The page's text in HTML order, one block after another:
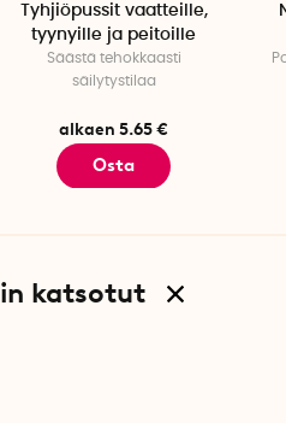
Tyhjiöpussit vaatteille,
tyynyille ja peitoille
Säästä tehokkaasti
säilytystilaa
alkaen 5.65 €
Osta
katsotut